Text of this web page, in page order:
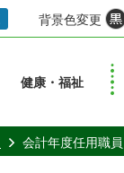
背景色変更
健康・福祉
会計年度任用職員